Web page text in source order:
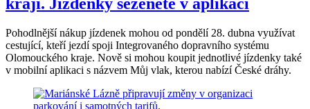
kraji. Jízdenky seženete v aplikaci
Pohodlnější nákup jízdenek mohou od pondělí 28. dubna využívat
cestující, kteří jezdí spoji Integrovaného dopravního systému
Olomouckého kraje. Nově si mohou koupit jednotlivé jízdenky také
v mobilní aplikaci s názvem Můj vlak, kterou nabízí České dráhy.